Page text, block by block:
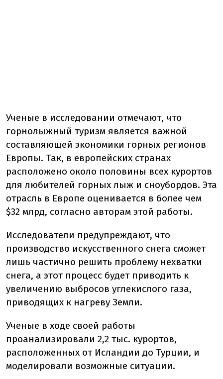
Ученые в исследовании отмечают, что
горнолыжный туризм является важной
составляющей экономики горных регионов
Европы. Так, в европейских странах
расположено около половины всех курортов
для любителей горных лыж и сноубордов. Эта
отрасль в Европе оценивается в более чем
$32 млрд, согласно авторам этой работы.
Исследователи предупреждают, что
производство искусственного снега сможет
лишь частично решить проблему нехватки
снега, а этот процесс будет приводить к
увеличению выбросов углекислого газа,
приводящих к нагреву Земли.
Ученые в ходе своей работы
проанализировали 2,2 тыс. курортов,
расположенных от Исландии до Турции, и
моделировали возможные ситуации.